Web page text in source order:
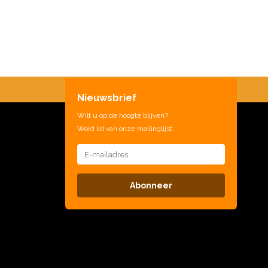
Nieuwsbrief
Wilt u op de hoogte blijven?
Word lid van onze mailinglijst:
Abonneer